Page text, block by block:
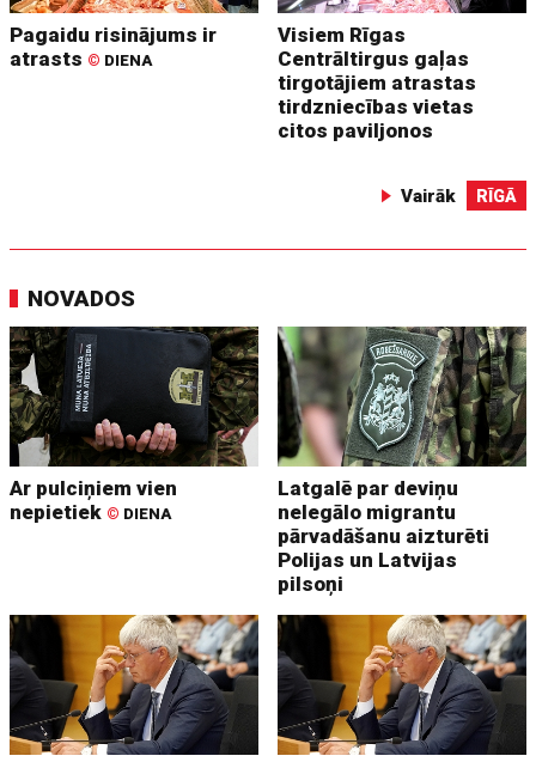
Pagaidu risinājums ir
atrasts © DIENA
Visiem Rīgas
Centrāltirgus gaļas
tirgotājiem atrastas
tirdzniecības vietas
citos paviljonos
Vairāk RĪGĀ
NOVADOS
Ar pulciņiem vien
nepietiek © DIENA
Latgalē par deviņu
nelegālo migrantu
pārvadāšanu aizturēti
Polijas un Latvijas
pilsoņi